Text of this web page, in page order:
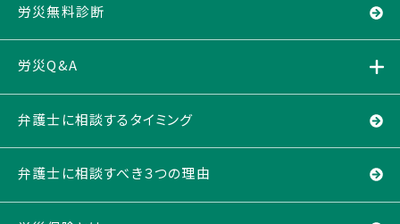
労災無料診断
労災Q&A
弁護士に相談するタイミング
弁護士に相談すべき３つの理由